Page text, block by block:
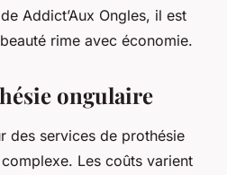
Addict’Aux Ongles, il est
rime avec économie.
ongulaire
des services de prothésie
Les coûts varient